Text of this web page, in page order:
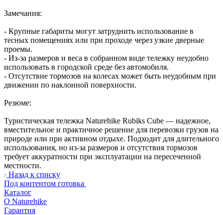
Замечания:
- Крупные габариты могут затруднить использование в
тесных помещениях или при проходе через узкие дверные
проемы.
- Из-за размеров и веса в собранном виде тележку неудобно
использовать в городской среде без автомобиля.
- Отсутствие тормозов на колесах может быть неудобным при
движении по наклонной поверхности.
Резюме:
Туристическая тележка Naturehike Rubiks Cube — надежное,
вместительное и практичное решение для перевозки грузов на
природе или при активном отдыхе. Подходит для длительного
использования, но из-за размеров и отсутствия тормозов
требует аккуратности при эксплуатации на пересеченной
местности.
Назад к списку
Под контентом готовка
Каталог
О Naturehike
Гарантия